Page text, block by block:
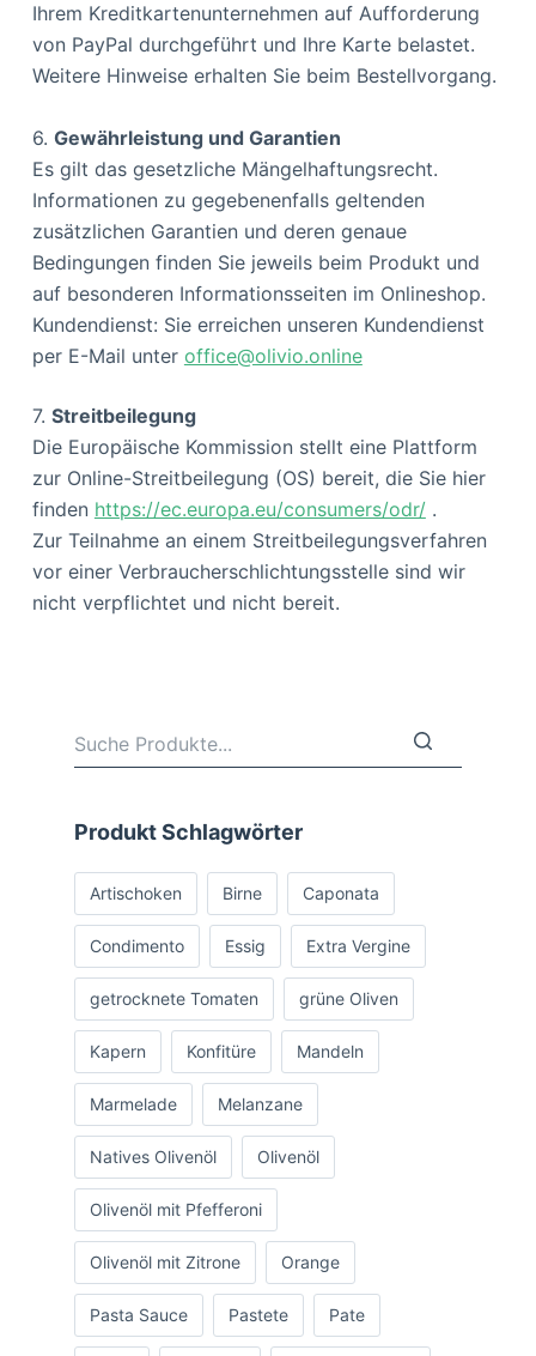
Ihrem Kreditkartenunternehmen auf Aufforderung
von PayPal durchgeführt und Ihre Karte belastet.
Weitere Hinweise erhalten Sie beim Bestellvorgang.
6. Gewährleistung und Garantien
Es gilt das gesetzliche Mängelhaftungsrecht.
Informationen zu gegebenenfalls geltenden
zusätzlichen Garantien und deren genaue
Bedingungen finden Sie jeweils beim Produkt und
auf besonderen Informationsseiten im Onlineshop.
Kundendienst: Sie erreichen unseren Kundendienst
per E-Mail unter office@olivio.online
7. Streitbeilegung
Die Europäische Kommission stellt eine Plattform
zur Online-Streitbeilegung (OS) bereit, die Sie hier
finden https://ec.europa.eu/consumers/odr/.
Zur Teilnahme an einem Streitbeilegungsverfahren
vor einer Verbraucherschlichtungsstelle sind wir
nicht verpflichtet und nicht bereit.
Produkt Schlagwörter
Artischoken Birne Caponata
Condimento Essig Extra Vergine
getrocknete Tomaten grüne Oliven
Kapern Konfitüre Mandeln
Marmelade Melanzane
Natives Olivenöl Olivenöl
Olivenöl mit Pfefferoni
Olivenöl mit Zitrone Orange
Pasta Sauce Pastete Pate